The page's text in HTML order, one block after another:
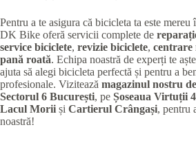
Pentru a te asigura că bicicleta ta este mereu
DK Bike oferă servicii complete de
service biciclete, revizie biciclete, centrare
pană roată. Echipa noastră de experți te
ajuta să alegi bicicleta perfectă și pentru a
profesionale. Vizitează magazinul nostru
Sectorul 6 București, pe Șoseaua Virtuții
Lacul Morii și Cartierul Crângași, pentru
noastră!